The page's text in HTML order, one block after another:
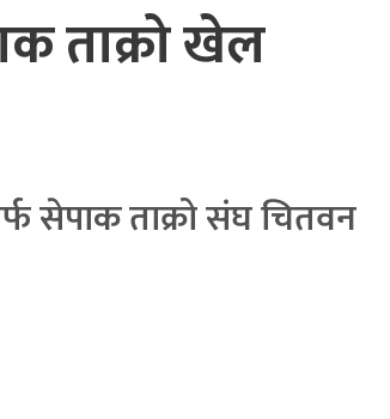
ताक्रो खेल
सेपाक ताक्रो संघ चितवन